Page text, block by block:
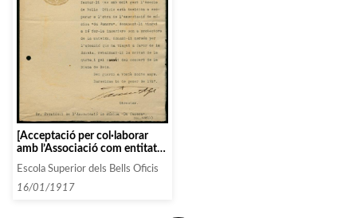
[Acceptació per col·laborar
amb l’Associació com entitat
protectora de la mateixa]
Escola Superior dels Bells Oficis
16/01/1917